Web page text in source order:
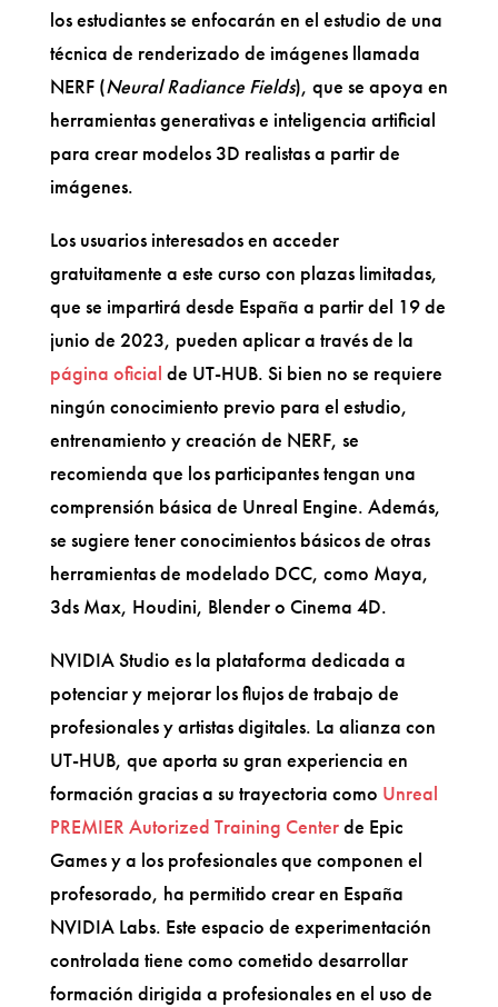
los estudiantes se enfocarán en el estudio de una
técnica de renderizado de imágenes llamada
NERF (Neural Radiance Fields), que se apoya en
herramientas generativas e inteligencia artificial
para crear modelos 3D realistas a partir de
imágenes.
Los usuarios interesados en acceder
gratuitamente a este curso con plazas limitadas,
que se impartirá desde España a partir del 19 de
junio de 2023, pueden aplicar a través de la
página oficial de UT-HUB. Si bien no se requiere
ningún conocimiento previo para el estudio,
entrenamiento y creación de NERF, se
recomienda que los participantes tengan una
comprensión básica de Unreal Engine. Además,
se sugiere tener conocimientos básicos de otras
herramientas de modelado DCC, como Maya,
3ds Max, Houdini, Blender o Cinema 4D.
NVIDIA Studio es la plataforma dedicada a
potenciar y mejorar los flujos de trabajo de
profesionales y artistas digitales. La alianza con
UT-HUB, que aporta su gran experiencia en
formación gracias a su trayectoria como Unreal
PREMIER Autorized Training Centerde Epic
Games y a los profesionales que componen el
profesorado, ha permitido crear en España
NVIDIA Labs. Este espacio de experimentación
controlada tiene como cometido desarrollar
formación dirigida a profesionales en el uso de